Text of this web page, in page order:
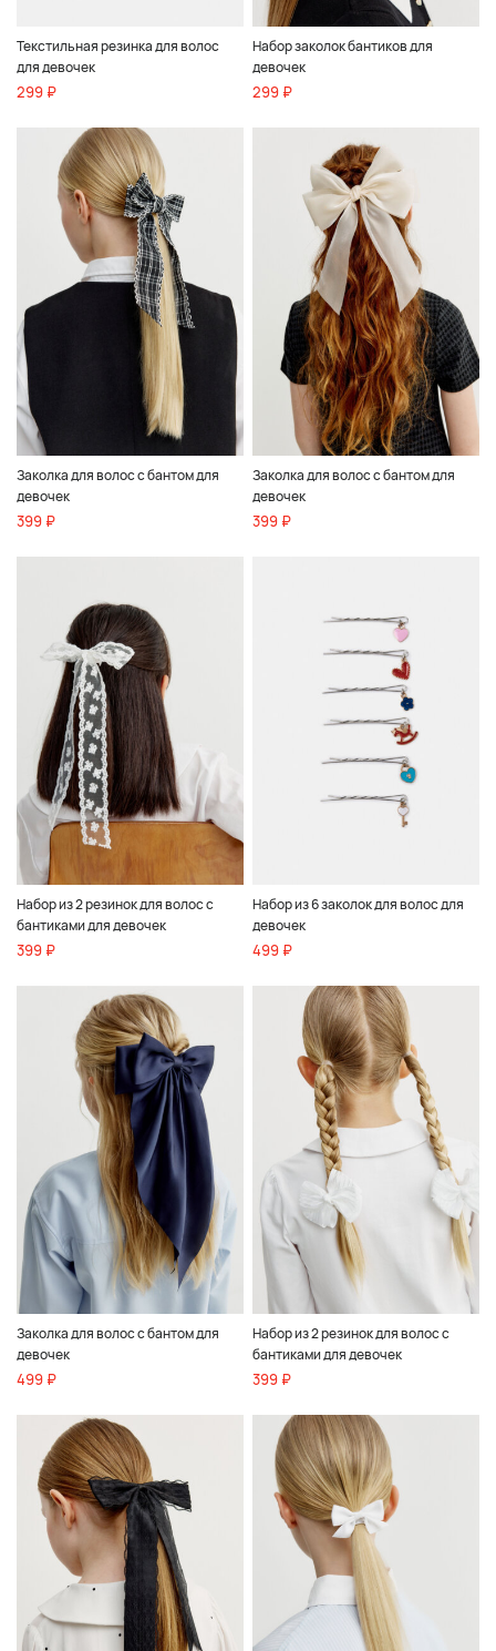
Текстильная резинка для волос
для девочек
299 ₽
Набор заколок бантиков для
девочек
299 ₽
Заколка для волос с бантом для
девочек
399 ₽
Заколка для волос с бантом для
девочек
399 ₽
Набор из 2 резинок для волос с
бантиками для девочек
399 ₽
Набор из 6 заколок для волос для
девочек
499 ₽
Заколка для волос с бантом для
девочек
499 ₽
Набор из 2 резинок для волос с
бантиками для девочек
399 ₽